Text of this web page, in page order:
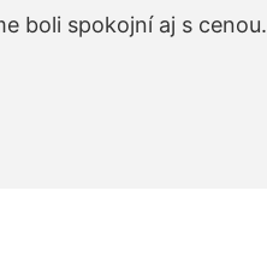
boli spokojní aj s cenou.